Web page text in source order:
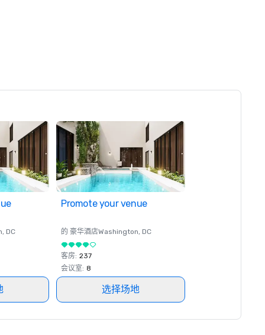
, DC
Promote your venue
的 豪华酒店Washington, DC
客房: 237
会议室: 8
选择场地